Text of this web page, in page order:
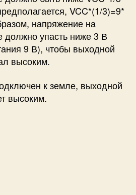
VCC*(1/3)=9*
напряжение на
должно упасть ниже 3 В
9 В), чтобы выходной
высоким.
к земле, выходной
высоким.